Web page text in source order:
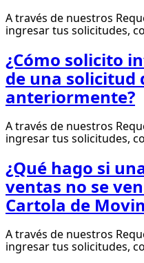
A través de nuestros
ingresar tus solicitudes,
¿Cómo solicito
de una solicitud
anteriormente?
A través de nuestros
ingresar tus solicitudes,
¿Qué hago si
ventas no se
Cartola de
A través de nuestros
ingresar tus solicitudes,